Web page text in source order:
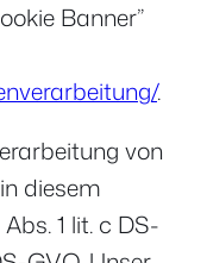
Banner”
.
von
diesem
1 lit. c DS-